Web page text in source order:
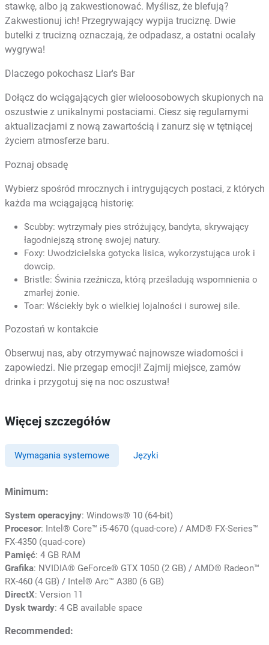
stawkę, albo ją zakwestionować. Myślisz, że blefują?
Zakwestionuj ich! Przegrywający wypija truciznę. Dwie
butelki z trucizną oznaczają, że odpadasz, a ostatni ocalały
wygrywa!
Dlaczego pokochasz Liar's Bar
Dołącz do wciągających gier wieloosobowych skupionych na
oszustwie z unikalnymi postaciami. Ciesz się regularnymi
aktualizacjami z nową zawartością i zanurz się w tętniącej
życiem atmosferze baru.
Poznaj obsadę
Wybierz spośród mrocznych i intrygujących postaci, z których
każda ma wciągającą historię:
Scubby: wytrzymały pies stróżujący, bandyta, skrywający
łagodniejszą stronę swojej natury.
Foxy: Uwodzicielska gotycka lisica, wykorzystująca urok i
dowcip.
Bristle: Świnia rzeźnicza, którą prześladują wspomnienia o
zmarłej żonie.
Toar: Wściekły byk o wielkiej lojalności i surowej sile.
Pozostań w kontakcie
Obserwuj nas, aby otrzymywać najnowsze wiadomości i
zapowiedzi. Nie przegap emocji! Zajmij miejsce, zamów
drinka i przygotuj się na noc oszustwa!
Więcej szczegółów
Wymagania systemowe Języki
Minimum:
System operacyjny: Windows® 10 (64-bit)
Procesor: Intel® Core™ i5-4670 (quad-core) / AMD® FX-Series™
FX-4350 (quad-core)
Pamięć: 4 GB RAM
Grafika: NVIDIA® GeForce® GTX 1050 (2 GB) / AMD® Radeon™
RX-460 (4 GB) / Intel® Arc™ A380 (6 GB)
DirectX: Version 11
Dysk twardy: 4 GB available space
Recommended: